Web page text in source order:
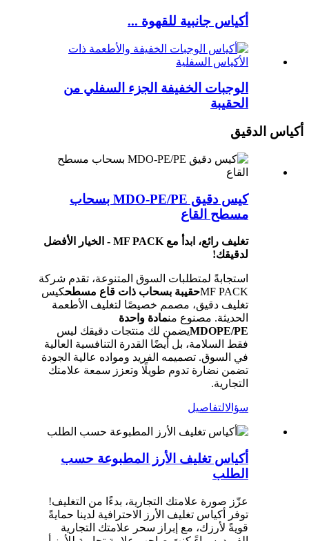
أكياس جانبية للقهوة ...
الوجبات الخفيفة الجزء السفلي من
الحقيبة
أكياس الدقيق
كيس دقيق MDO-PE/PE بسحاب
مسطح القاع
تغليف رائع، ابدأ مع MF PACK - الخيار الأفضل
لدقيقك!
استجابةً لمتطلبات السوق المتنوعة، تقدم شركة
MF PACKحقيبة بسحاب ذات قاع مسطحكيس
تغليف دقيق، مصمم خصيصًا لتغليف الأطعمة
الحديثة. مصنوع منمادة واحدة
MDOPE/PEيضمن لك منتجات دقيقك ليس
فقط السلامة، بل أيضًا القدرة التنافسية العالية
في السوق. تصميمه الفريد ومواده عالية الجودة
تضمن نضارة تدوم طويلًا وتعزز سمعة علامتك
التجارية.
سؤالالتفاصيل
أكياس تغليف الأرز المطبوعة حسب
الطلب
عزّز صورة علامتك التجارية، بدءًا من التغليف!
توفر أكياس تغليف الأرز الاحترافية لدينا حمايةً
قويةً لأرزك، مع إبراز سحر علامتك التجارية